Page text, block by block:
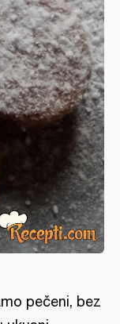
pečeni, bez